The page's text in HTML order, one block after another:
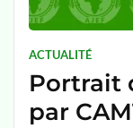
ACTUALITÉ
Portrait
par